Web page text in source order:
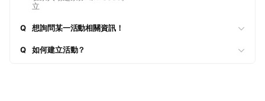
立
Q 想詢問某一活動相關資訊！
Q 如何建立活動？